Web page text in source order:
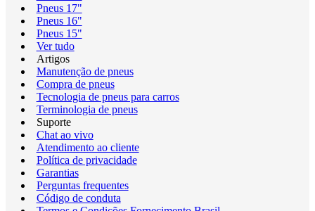
Pneus 17"
Pneus 16"
Pneus 15"
Ver tudo
Artigos
Manutenção de pneus
Compra de pneus
Tecnologia de pneus para carros
Terminologia de pneus
Suporte
Chat ao vivo
Atendimento ao cliente
Política de privacidade
Garantias
Perguntas frequentes
Código de conduta